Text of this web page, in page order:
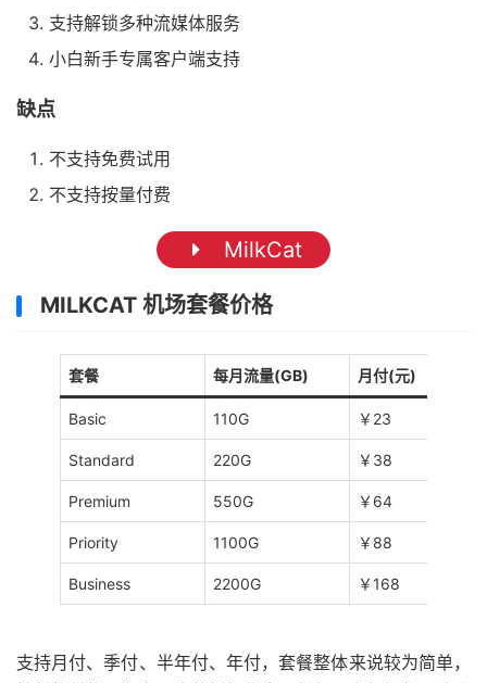
支持解锁多种流媒体服务
小白新手专属客户端支持
缺点
不支持免费试用
不支持按量付费
MilkCat
MILKCAT 机场套餐价格
套餐 每月流量(GB) 月付(元)
Basic 110G ￥23
Standard 220G ￥38
Premium 550G ￥64
Priority 1100G ￥88
Business 2200G ￥168
支持月付、季付、半年付、年付，套餐整体来说较为简单，